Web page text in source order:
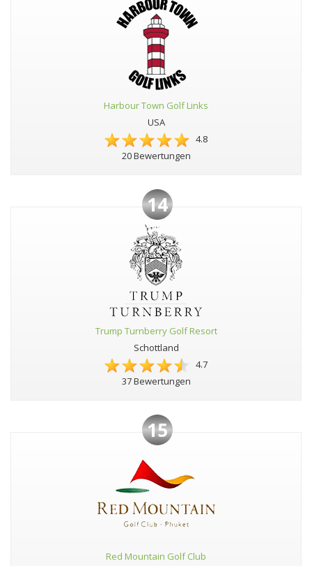
Harbour Town Golf Links
USA
4.8
20 Bewertungen
14
Trump Turnberry Golf Resort
Schottland
4.7
37 Bewertungen
15
Red Mountain Golf Club